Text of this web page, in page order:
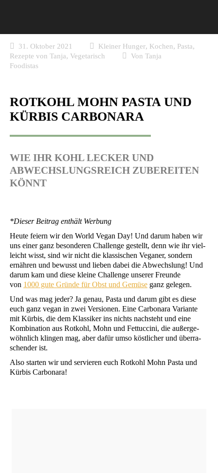
31. Oktober 2021 Kleiner Hunger, Kochen, Pasta,
Rezepte von Tanja, Vegetarisch Von Tanja
Foodistas
ROTKOHL MOHN PASTA UND
KÜRBIS CARBONARA
WIE IHR KOHL LECKER UND
ABWECHSLUNGSREICH ZUBEREITEN
KÖNNT
*Die­ser Bei­trag ent­hält Werbung
Heu­te fei­ern wir den World Vegan Day! Und dar­um haben wir
uns einer ganz beson­de­ren Chall­enge gestellt, denn wie ihr viel­
leicht wisst, sind wir nicht die klas­si­schen Vega­ner, son­dern
ernäh­ren und bewusst und lie­ben dabei die Abwechs­lung! Und
dar­um kam und die­se klei­ne Chall­enge unse­rer Freun­de
von 1000 gute Grün­de für Obst und Gemü­se ganz gelegen.
Und was mag jeder? Ja genau, Pas­ta und dar­um gibt es die­se
euch ganz vegan in zwei Ver­sio­nen. Eine Car­bo­n­a­ra Vari­an­te
mit Kür­bis, die dem Klas­si­ker ins nichts nach­steht und eine
Kom­bi­na­ti­on aus Rot­kohl, Mohn und Fet­tuc­ci­ni, die außer­ge­
wöhn­lich klin­gen mag, aber dafür umso köst­li­cher und über­ra­
schen­der ist.
Also star­ten wir und ser­vie­ren euch Rot­kohl Mohn Pas­ta und
Kür­bis Carbonara!